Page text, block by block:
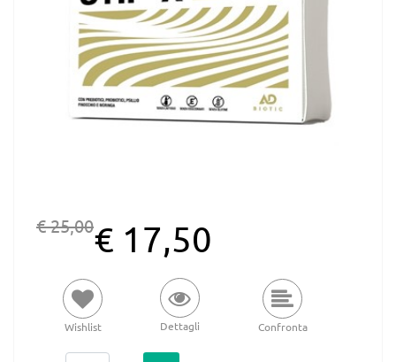
€ 25,00€ 17,50
Wishlist Dettagli Confronta